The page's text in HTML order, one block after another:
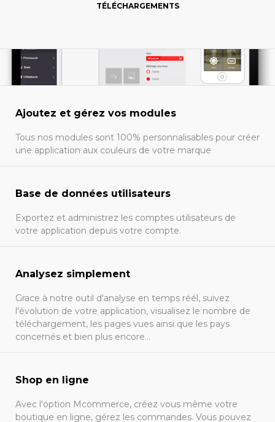
TÉLÉCHARGEMENTS
Ajoutez et gérez vos modules
Tous nos modules sont 100% personnalisables pour créer
une application aux couleurs de votre marque
Base de données utilisateurs
Exportez et administrez les comptes utilisateurs de
votre application depuis votre compte.
Analysez simplement
Grace à notre outil d'analyse en temps réél, suivez
l'évolution de votre application, visualisez le nombre de
téléchargement, les pages vues ainsi que les pays
concernés et bien plus encore...
Shop en ligne
Avec l'option Mcommerce, créez vous même votre
boutique en ligne, gérez les commandes. Vous pouvez